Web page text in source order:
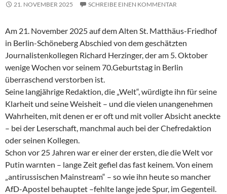
21. NOVEMBER 2025 SCHREIBE EINEN KOMMENTAR
Am 21. November 2025 auf dem Alten St. Matthäus-Friedhof
in Berlin-Schöneberg Abschied von dem geschätzten
Journalistenkollegen Richard Herzinger, der am 5. Oktober
wenige Wochen vor seinem 70.Geburtstag in Berlin
überraschend verstorben ist.
Seine langjährige Redaktion, die „Welt“, würdigte ihn für seine
Klarheit und seine Weisheit – und die vielen unangenehmen
Wahrheiten, mit denen er er oft und mit voller Absicht aneckte
– bei der Leserschaft, manchmal auch bei der Chefredaktion
oder seinen Kollegen.
Schon vor 25 Jahren war er einer der ersten, die die Welt vor
Putin warnten – lange Zeit gefiel das fast keinem. Von einem
„antirussischen Mainstream“ – so wie ihn heute so mancher
AfD-Apostel behauptet –fehlte lange jede Spur, im Gegenteil.